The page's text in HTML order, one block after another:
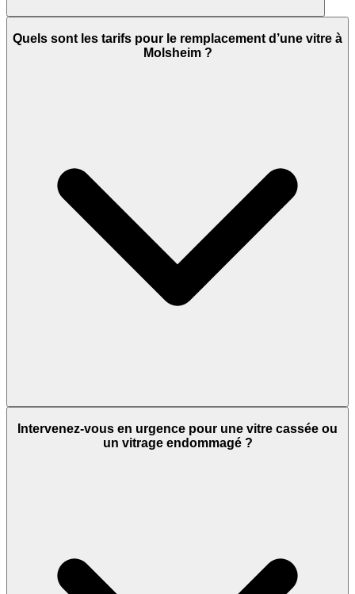
Quels sont les tarifs pour le remplacement d’une vitre à
Molsheim ?
Intervenez-vous en urgence pour une vitre cassée ou
un vitrage endommagé ?